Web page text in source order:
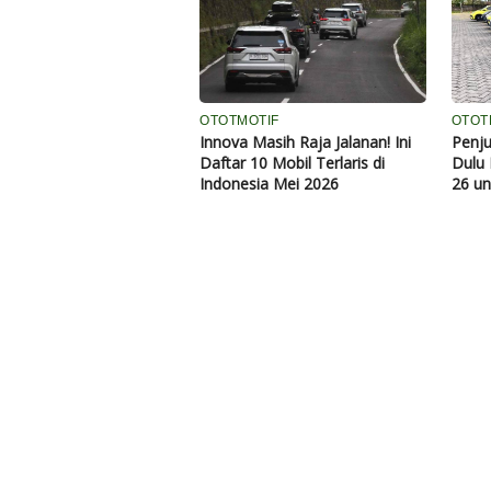
OTOTMOTIF
Innova Masih Raja Jalanan! Ini
Daftar 10 Mobil Terlaris di
Indonesia Mei 2026
Dulu
26